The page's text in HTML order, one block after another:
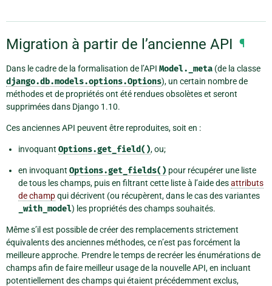
Migration à partir de l’ancienne API ¶
Dans le cadre de la formalisation de l’API Model._meta (de la classe
django.db.models.options.Options), un certain nombre de
méthodes et de propriétés ont été rendues obsolètes et seront
supprimées dans Django 1.10.
Ces anciennes API peuvent être reproduites, soit en :
invoquant Options.get_field(), ou;
en invoquant Options.get_fields() pour récupérer une liste
de tous les champs, puis en filtrant cette liste à l’aide desattributs
de champqui décrivent (ou récupèrent, dans le cas des variantes
_with_model) les propriétés des champs souhaités.
Même s’il est possible de créer des remplacements strictement
équivalents des anciennes méthodes, ce n’est pas forcément la
meilleure approche. Prendre le temps de recréer les énumérations de
champs afin de faire meilleur usage de la nouvelle API, en incluant
potentiellement des champs qui étaient précédemment exclus,